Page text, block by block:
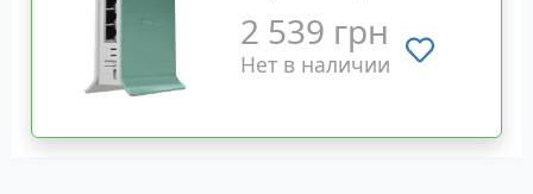
2 539 грн
Нет в наличии